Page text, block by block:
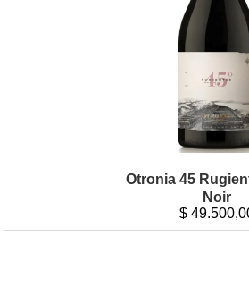
Otronia 45
Noir
$